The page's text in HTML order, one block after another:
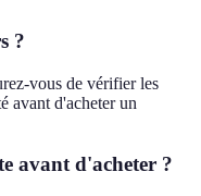
?
vous de vérifier les
avant d'acheter un
avant d'acheter ?